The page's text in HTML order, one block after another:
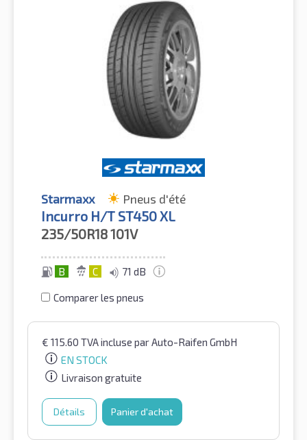
Starmaxx Pneus d'été
Incurro H/T ST450 XL
235/50R18101V
B C 71 dB
Comparer les pneus
€ 115.60 TVA incluse par Auto-Raifen GmbH
EN STOCK
Livraison gratuite
Détails Panier d'achat